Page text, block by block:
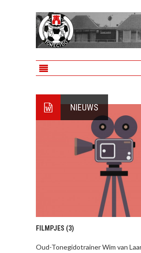
NIEUWS
FILMPJES (3)
Oud-Tonegidotrainer Wim van